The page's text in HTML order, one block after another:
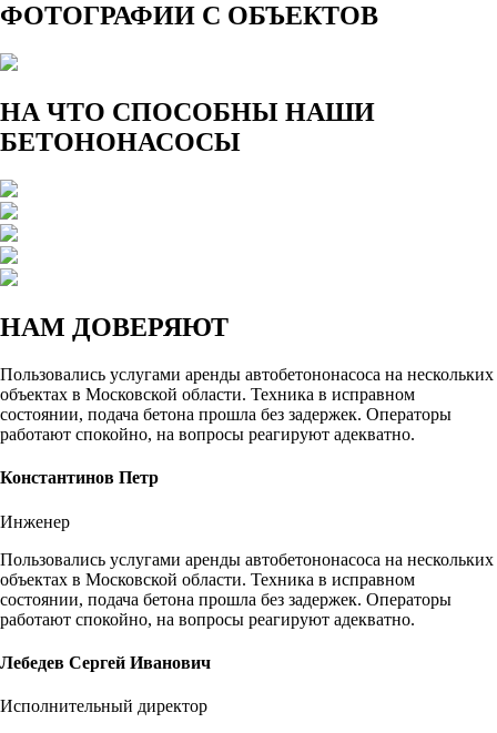
ФОТОГРАФИИ С ОБЪЕКТОВ
НА ЧТО СПОСОБНЫ НАШИ
БЕТОНОНАСОСЫ
НАМ ДОВЕРЯЮТ
Пользовались услугами аренды автобетононасоса на нескольких
объектах в Московской области. Техника в исправном
состоянии, подача бетона прошла без задержек. Операторы
работают спокойно, на вопросы реагируют адекватно.
Константинов Петр
Инженер
Пользовались услугами аренды автобетононасоса на нескольких
объектах в Московской области. Техника в исправном
состоянии, подача бетона прошла без задержек. Операторы
работают спокойно, на вопросы реагируют адекватно.
Лебедев Сергей Иванович
Исполнительный директор